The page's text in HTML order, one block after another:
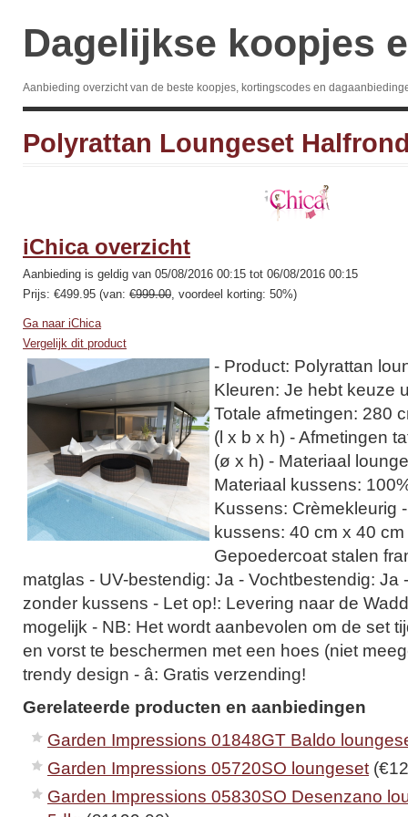
Dagelijkse koopjes
Aanbieding overzicht van de beste koopjes, kortingscodes en
Polyrattan Loungeset
iChica overzicht
Aanbieding is geldig van 05/08/2016 00:15 tot 06/08/2016 00:15
Prijs: €499.95 (van: €999.00, voordeel korting: 50%)
Ga naar iChica
Vergelijk dit product
- Product: Polyrattan
Kleuren: Je hebt keuze
Totale afmetingen: 280
(l x b x h) - Afmetingen
(ø x h) - Materiaal
Materiaal kussens:
Kussens: Crèmekleurig
kussens: 40 cm x 40
Gepoedercoat stalen
matglas - UV-bestendig: Ja - Vochtbestendig: Ja
zonder kussens - Let op!: Levering naar de
mogelijk - NB: Het wordt aanbevolen om de set
en vorst te beschermen met een hoes (niet
trendy design - â: Gratis verzending!
Gerelateerde producten en aanbiedingen
Garden Impressions 01848GT Baldo
Garden Impressions 05720SO loungeset
Garden Impressions 05830SO Desenzano